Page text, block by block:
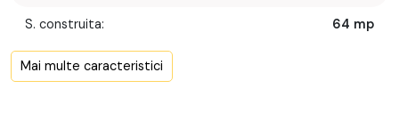
S. construita: 64 mp
Confort:
Mai multe caracteristici